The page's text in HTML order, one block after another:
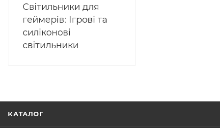
Світильники для
геймерів: Ігрові та
силіконові
світильники
КАТАЛОГ